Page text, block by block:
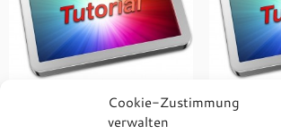
Cookie-Zustimmung
verwalten
Videoübergänge (30.03.2014)
Neue